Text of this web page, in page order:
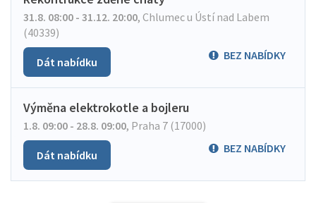
31.8. 08:00 - 31.12. 20:00, Chlumec u Ústí nad Labem
(40339)
BEZ NABÍDKY
Dát nabídku
Výměna elektrokotle a bojleru
1.8. 09:00 - 28.8. 09:00, Praha 7 (17000)
BEZ NABÍDKY
Dát nabídku